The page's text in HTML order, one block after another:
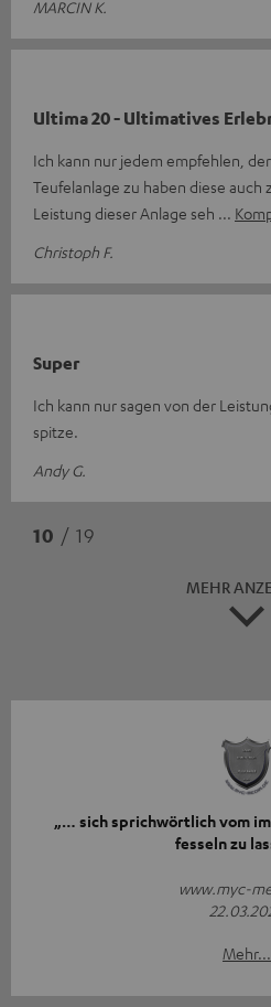
MARCIN K.
Ultima 20 - Ultimatives
Ich kann nur jedem empfehlen,
Teufelanlage zu haben diese auch
Leistung dieser Anlage seh
Christoph F.
Super
Ich kann nur sagen von der
spitze.
Andy G.
10 / 19
MEHR
„… sich sprichwörtlich vom
fesseln zu
www.myc-
Mehr...